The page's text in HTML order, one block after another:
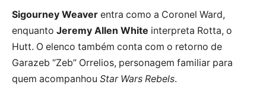
Sigourney Weaver entra como a Coronel Ward,
enquanto Jeremy Allen White interpreta Rotta, o
Hutt. O elenco também conta com o retorno de
Garazeb “Zeb” Orrelios, personagem familiar para
quem acompanhou Star Wars Rebels.